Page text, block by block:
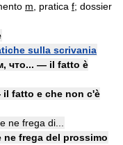
m , pratica f; dossier
sulla scrivania
что... — il fatto è
il fatto e che non c'è
ne frega di...
frega del prossimo